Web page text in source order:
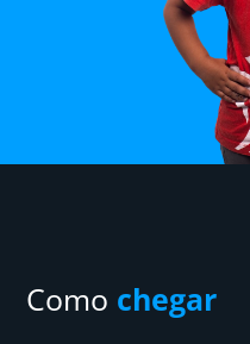
Como chegar